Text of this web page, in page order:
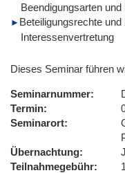
Beendigungsarten und
Beteiligungsrechte
Interessenvertretung
Dieses Seminar führen
Seminarnummer
Termin
Seminarort
Übernachtung
Teilnahmegebühr